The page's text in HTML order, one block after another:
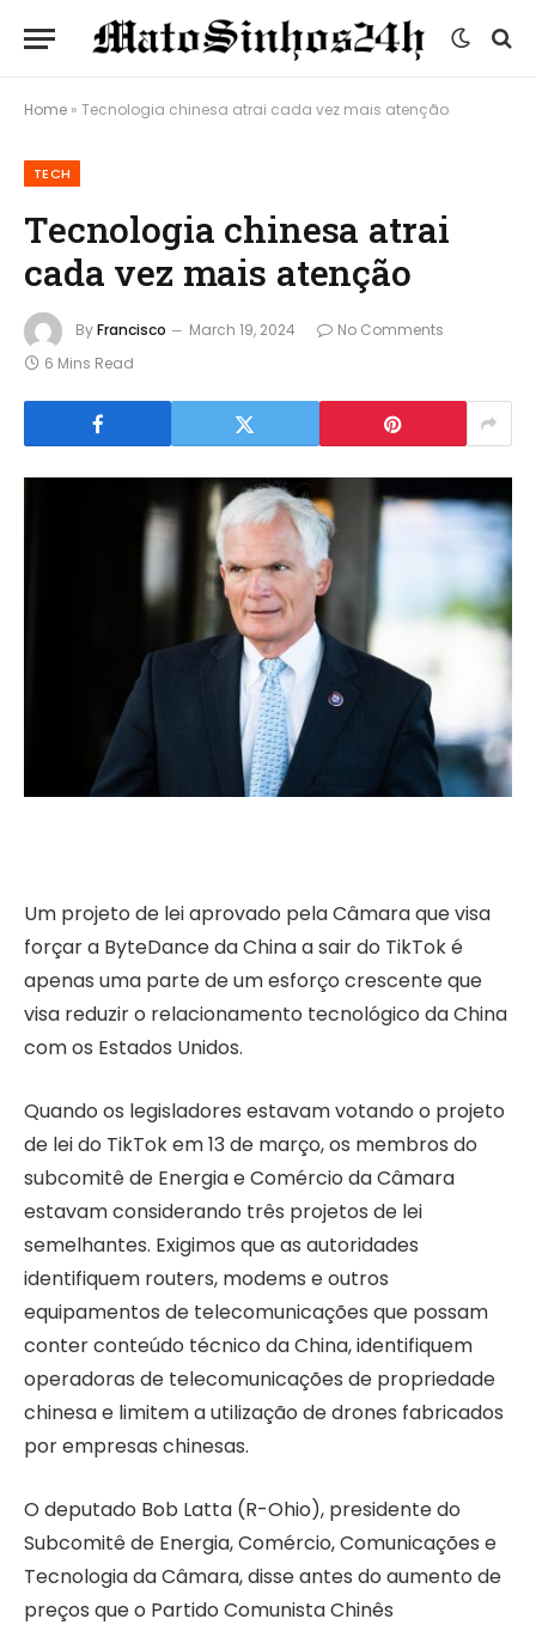
Home » Tecnologia chinesa atrai cada vez mais atenção
TECH
Tecnologia chinesa atrai
cada vez mais atenção
ByFrancisco March 19, 2024
No Comments
6 Mins Read
Um projeto de lei aprovado pela Câmara que visa
forçar a ByteDance da China a sair do TikTok é
apenas uma parte de um esforço crescente que
visa reduzir o relacionamento tecnológico da China
com os Estados Unidos.
Quando os legisladores estavam votando o projeto
de lei do TikTok em 13 de março, os membros do
subcomitê de Energia e Comércio da Câmara
estavam considerando três projetos de lei
semelhantes. Exigimos que as autoridades
identifiquem routers, modems e outros
equipamentos de telecomunicações que possam
conter conteúdo técnico da China, identifiquem
operadoras de telecomunicações de propriedade
chinesa e limitem a utilização de drones fabricados
por empresas chinesas.
O deputado Bob Latta (R-Ohio), presidente do
Subcomitê de Energia, Comércio, Comunicações e
Tecnologia da Câmara, disse antes do aumento de
preços que o Partido Comunista Chinês